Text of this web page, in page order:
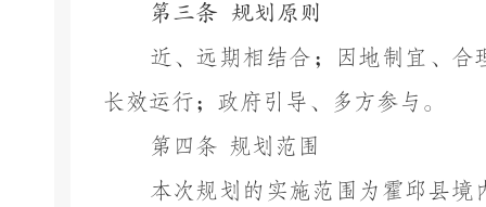
第三条
规划原则
近、远期相结合；因地制宜、
长效运行；政府引导、多方参与。
第四条 规划范围
本次规划的实施范围为霍邱县